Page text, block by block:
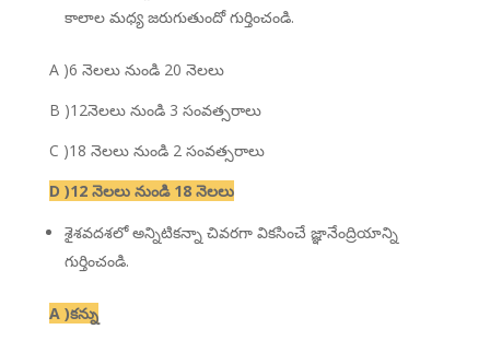
కాలాల మధ్య జరుగుతుందో గుర్తించండి.
A )6 నెలలు నుండి 20 నెలలు
B )12నెలలు నుండి 3 సంవత్సరాలు
C )18 నెలలు నుండి 2 సంవత్సరాలు
D )12 నెలలు నుండి 18 నెలలు
శైశవదశలో అన్నిటికన్నా చివరగా వికసించే జ్ఞానేంద్రియాన్ని
గుర్తించండి.
A )కన్ను